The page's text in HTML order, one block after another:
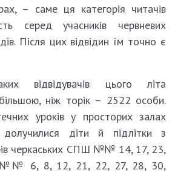
– саме ця категорія читачів
серед учасників червневих
Після цих відвідин їм точно є
відвідувачів цього літа
ніж торік – 2522 особи.
уроків у просторих залах
діти й підлітки з
черкаських СПШ №№ 14, 17, 23,
№№ 6, 8, 12, 21, 22, 27, 28, 30,